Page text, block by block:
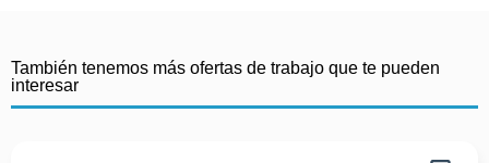
También tenemos más ofertas de trabajo que te pueden
interesar